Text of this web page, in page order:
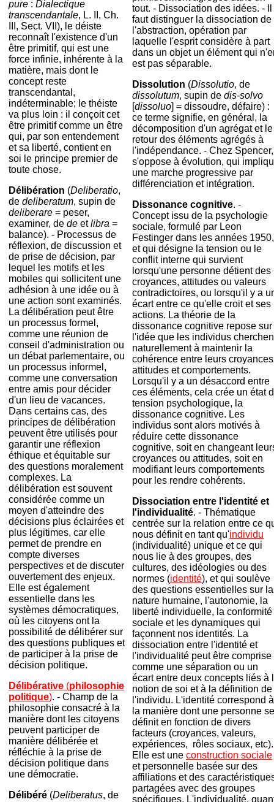
pure : Dialectique
transcendantale, L. II, Ch.
III, Sect. VII), le déiste
reconnaît l'existence d'un
être primitif, qui est une
force infinie, inhérente à la
matière, mais dont le
concept reste
transcendantal,
indéterminable; le théiste
va plus loin : il conçoit cet
être primitif comme un être
qui, par son entendement
et sa liberté, contient en
soi le principe premier de
toute chose.
Délibération (Deliberatio,
de deliberatum, supin de
deliberare = peser,
examiner, de de etlibra =
balance). - Processus de
réflexion, de discussion et
de prise de décision, par
lequel les motifs et les
mobiles qui sollicitent une
adhésion à une idée ou à
une action sont examinés.
La délibération peut être
un processus formel,
comme une réunion de
conseil d'administration ou
un débat parlementaire, ou
un processus informel,
comme une conversation
entre amis pour décider
d'un lieu de vacances.
Dans certains cas, des
principes de délibération
peuvent être utilisés pour
garantir une réflexion
éthique et équitable sur
des questions moralement
complexes. La
délibération est souvent
considérée comme un
moyen d'atteindre des
décisions plus éclairées et
plus légitimes, car elle
permet de prendre en
compte diverses
perspectives et de discuter
ouvertement des enjeux.
Elle est également
essentielle dans les
systèmes démocratiques,
où les citoyens ont la
possibilité de délibérer sur
des questions publiques et
de participer à la prise de
décision politique.
Délibérative (philosophie
politique). - Champ de la
philosophie consacré à la
manière dont les citoyens
peuvent participer de
manière délibérée et
réfléchie à la prise de
décision politique dans
une démocratie.
Délibéré (Deliberatus, de
tout. - Dissociation des idées. - Il
faut distinguer la dissociation de
l'abstraction, opération par
laquelle l'esprit considère à part
dans un objet un élément qui
est pas séparable.
Dissolution (Dissolutio, de
dissolutum, supin de dis-solvo
[dissoluo] = dissoudre, défaire) :
ce terme signifie, en général, la
décomposition d'un agrégat et le
retour des éléments agrégés à
l'indépendance. - Chez Spencer,
s'oppose à évolution, qui
une marche progressive par
différenciation et intégration.
Dissonance cognitive. -
Concept issu de la psychologie
sociale, formulé par Leon
Festinger dans les années 1950,
et qui désigne la tension ou le
conflit interne qui survient
lorsqu'une personne détient des
croyances, attitudes ou valeurs
contradictoires, ou lorsqu'il y a
écart entre ce qu'elle croit et ses
actions. La théorie de la
dissonance cognitive repose sur
l'idée que les individus
naturellement à maintenir la
cohérence entre leurs
attitudes et comportements.
Lorsqu'il y a un désaccord entre
ces éléments, cela crée un état
tension psychologique, la
dissonance cognitive. Les
individus sont alors motivés à
réduire cette dissonance
cognitive, soit en changeant
croyances ou attitudes, soit en
modifiant leurs comportements
pour les rendre cohérents.
Dissociation entre l'identité et
l'individualité. - Thématique
centrée sur la relation entre ce
nous définit en tant qu'individu
(individualité) unique et ce qui
nous lie à des groupes, des
cultures, des idéologies ou des
normes (identité), et qui soulève
des questions essentielles sur la
nature humaine, l'autonomie, la
liberté individuelle, la conformité
sociale et les dynamiques qui
façonnent nos identités. La
dissociation entre l'identité et
l'individualité peut être comprise
comme une séparation ou un
écart entre deux concepts liés à
notion de soi et à la définition de
l'individu. L'identité correspond à
la manière dont une personne se
définit en fonction de divers
facteurs (croyances, valeurs,
expériences, rôles sociaux, etc).
Elle est une construction sociale
et personnelle basée sur des
affiliations et des
partagées avec des groupes
spécifiques. L'individualité,